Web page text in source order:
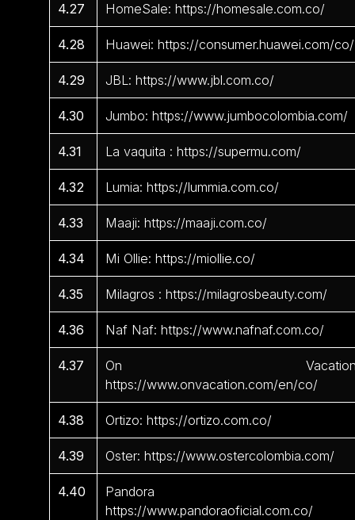
4.27 HomeSale: https://homesale.com.co/
4.28 Huawei: https://consumer.huawei.com/co/
4.29 JBL: https://www.jbl.com.co/
4.30 Jumbo: https://www.jumbocolombia.com/
4.31 La vaquita : https://supermu.com/
4.32 Lumia: https://lummia.com.co/
4.33 Maaji: https://maaji.com.co/
4.34 Mi Ollie: https://miollie.co/
4.35 Milagros : https://milagrosbeauty.com/
4.36 Naf Naf: https://www.nafnaf.com.co/
4.37
On
https://www.onvacation.com/en/co/
4.38 Ortizo: https://ortizo.com.co/
4.39 Oster: https://www.ostercolombia.com/
4.40
Pandora
https://www.pandoraoficial.com.co/